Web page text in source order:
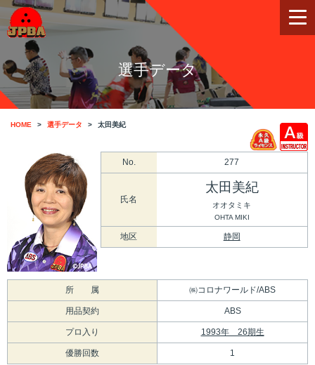
選手データ
HOME 選手データ 太田美紀
No. 277
氏名
太田美紀
オオタミキ
OHTA MIKI
地区 静岡
所 属 ㈱コロナワールド/ABS
用品契約 ABS
プロ入り 1993年 26期生
優勝回数 1